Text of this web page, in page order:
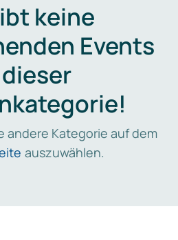
keine
Events
andere Kategorie auf dem
auszuwählen.